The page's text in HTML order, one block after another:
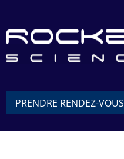
PRENDRE RENDEZ-VOUS